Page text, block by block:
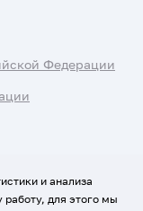
Федерации
и анализа
для этого мы